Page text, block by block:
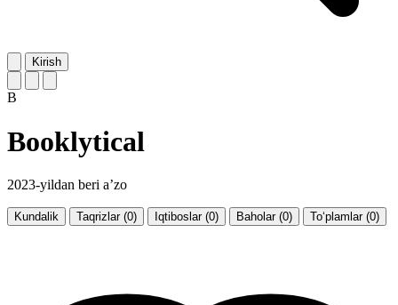
Kirish
B
Booklytical
2023-yildan beri a’zo
Kundalik Taqrizlar (0) Iqtiboslar (0) Baholar (0) To‘plamlar (0)